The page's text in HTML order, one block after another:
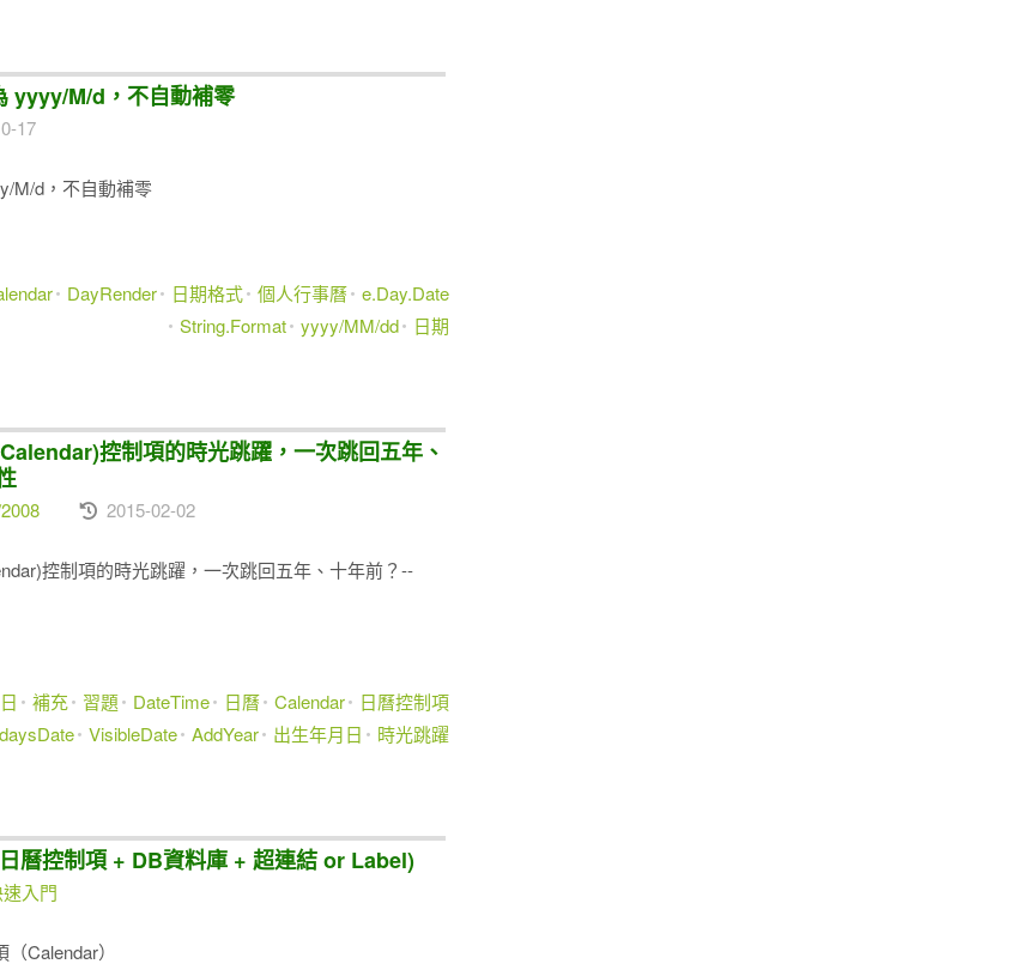
yyyy/M/d，不自動補零
17
M/d，不自動補零
DayRender 日期格式 個人行事曆 e.Day.Date
String.Format yyyy/MM/dd 日期
控制項的時光跳躍，一次跳回五年、
2015-02-02
控制項的時光跳躍，一次跳回五年、十年前？--
補充 習題 DateTime 日曆 Calendar
日曆控制項
VisibleDate AddYear 出生年月日 時光跳躍
曆控制項 + DB資料庫 + 超連結 or Label)
入門
Calendar）